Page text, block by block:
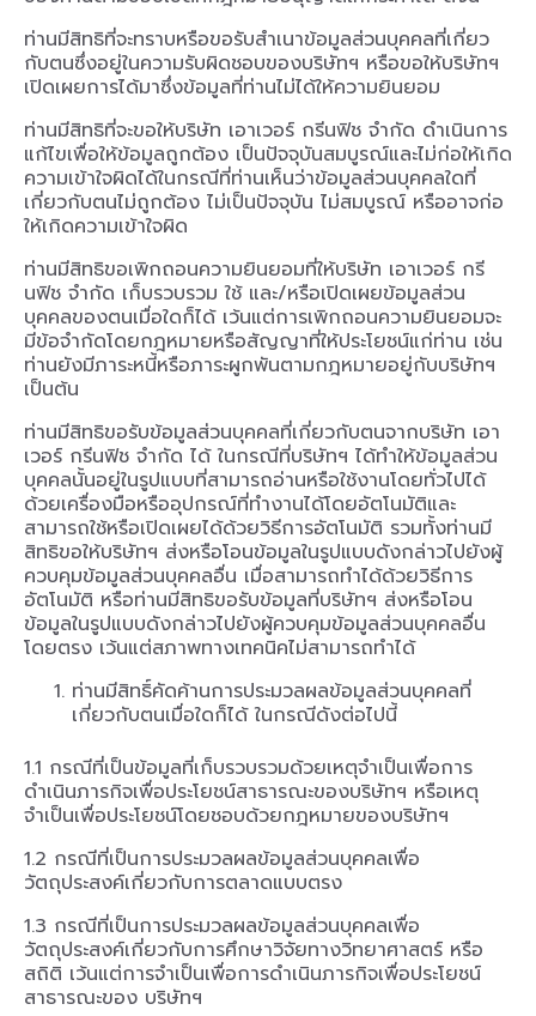
ท่านมีสิทธิที่จะทราบหรือขอรับสำเนาข้อมูลส่วนบุคคลที่เกี่ยว
กับตนซึ่งอยู่ในความรับผิดชอบของบริษัทฯ หรือขอให้บริษัทฯ
เปิดเผยการได้มาซึ่งข้อมูลที่ท่านไม่ได้ให้ความยินยอม
ท่านมีสิทธิที่จะขอให้บริษัท เอาเวอร์ กรีนฟิช จำกัด ดำเนินการ
แก้ไขเพื่อให้ข้อมูลถูกต้อง เป็นปัจจุบันสมบูรณ์และไม่ก่อให้เกิด
ความเข้าใจผิดได้ในกรณีที่ท่านเห็นว่าข้อมูลส่วนบุคคลใดที่
เกี่ยวกับตนไม่ถูกต้อง ไม่เป็นปัจจุบัน ไม่สมบูรณ์ หรืออาจก่อ
ให้เกิดความเข้าใจผิด
ท่านมีสิทธิขอเพิกถอนความยินยอมที่ให้บริษัท เอาเวอร์ กรี
นฟิช จำกัด เก็บรวบรวม ใช้ และ/หรือเปิดเผยข้อมูลส่วน
บุคคลของตนเมื่อใดก็ได้ เว้นแต่การเพิกถอนความยินยอมจะ
มีข้อจำกัดโดยกฎหมายหรือสัญญาที่ให้ประโยชน์แก่ท่าน เช่น
ท่านยังมีภาระหนี้หรือภาระผูกพันตามกฎหมายอยู่กับบริษัทฯ
เป็นต้น
ท่านมีสิทธิขอรับข้อมูลส่วนบุคคลที่เกี่ยวกับตนจากบริษัท เอา
เวอร์ กรีนฟิช จำกัด ได้ ในกรณีที่บริษัทฯ ได้ทำให้ข้อมูลส่วน
บุคคลนั้นอยู่ในรูปแบบที่สามารถอ่านหรือใช้งานโดยทั่วไปได้
ด้วยเครื่องมือหรืออุปกรณ์ที่ทำงานได้โดยอัตโนมัติและ
สามารถใช้หรือเปิดเผยได้ด้วยวิธีการอัตโนมัติ รวมทั้งท่านมี
สิทธิขอให้บริษัทฯ ส่งหรือโอนข้อมูลในรูปแบบดังกล่าวไปยังผู้
ควบคุมข้อมูลส่วนบุคคลอื่น เมื่อสามารถทำได้ด้วยวิธีการ
อัตโนมัติ หรือท่านมีสิทธิขอรับข้อมูลที่บริษัทฯ ส่งหรือโอน
ข้อมูลในรูปแบบดังกล่าวไปยังผู้ควบคุมข้อมูลส่วนบุคคลอื่น
โดยตรง เว้นแต่สภาพทางเทคนิคไม่สามารถทำได้
ท่านมีสิทธิ์คัดค้านการประมวลผลข้อมูลส่วนบุคคลที่
เกี่ยวกับตนเมื่อใดก็ได้ ในกรณีดังต่อไปนี้
1.1 กรณีที่เป็นข้อมูลที่เก็บรวบรวมด้วยเหตุจำเป็นเพื่อการ
ดำเนินภารกิจเพื่อประโยชน์สาธารณะของบริษัทฯ หรือเหตุ
จำเป็นเพื่อประโยชน์โดยชอบด้วยกฎหมายของบริษัทฯ
1.2 กรณีที่เป็นการประมวลผลข้อมูลส่วนบุคคลเพื่อ
วัตถุประสงค์เกี่ยวกับการตลาดแบบตรง
1.3 กรณีที่เป็นการประมวลผลข้อมูลส่วนบุคคลเพื่อ
วัตถุประสงค์เกี่ยวกับการศึกษาวิจัยทางวิทยาศาสตร์ หรือ
สถิติ เว้นแต่การจำเป็นเพื่อการดำเนินภารกิจเพื่อประโยชน์
สาธารณะของ บริษัทฯ